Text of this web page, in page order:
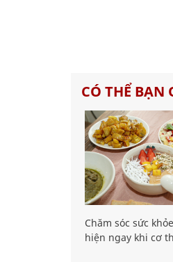
CÓ THỂ BẠN
Chăm sóc sức
hiện ngay khi cơ